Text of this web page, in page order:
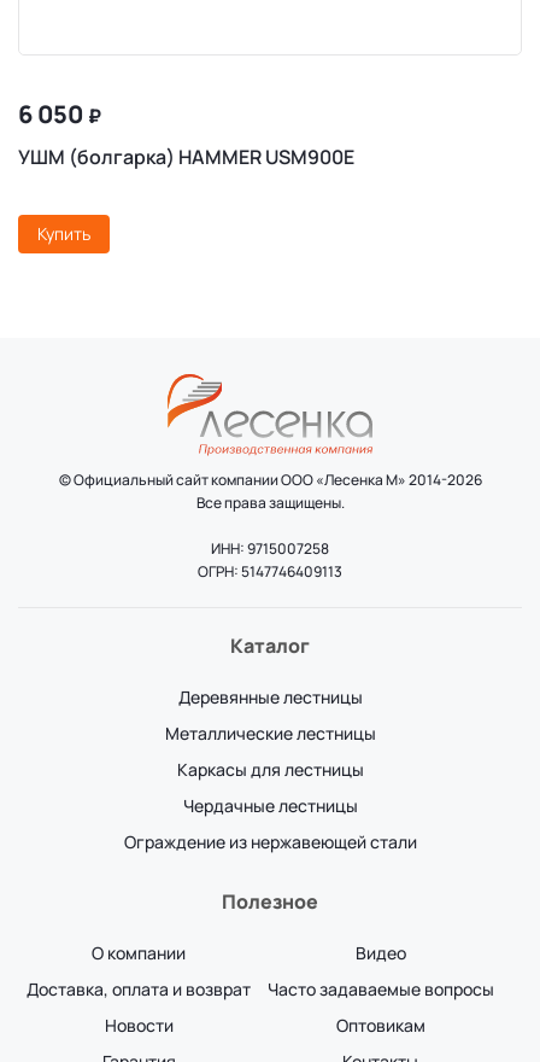
6 050 ₽
УШМ (болгарка) HAMMER USM900E
Купить
© Официальный сайт компании ООО «Лесенка М» 2014-2026
Все права защищены.
ИНН: 9715007258
ОГРН: 5147746409113
Каталог
Деревянные лестницы
Металлические лестницы
Каркасы для лестницы
Чердачные лестницы
Ограждение из нержавеющей стали
Полезное
О компании
Доставка, оплата и возврат
Новости
Видео
Часто задаваемые вопросы
Оптовикам